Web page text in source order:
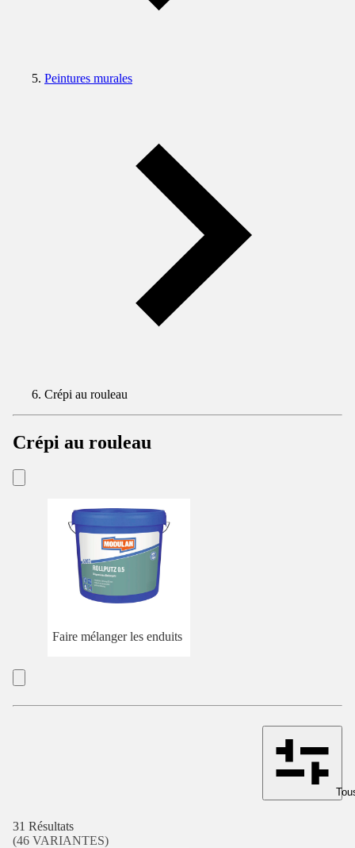
Peintures murales
Crépi au rouleau
Crépi au rouleau
Faire mélanger les enduits
31 Résultats
(46 VARIANTES)